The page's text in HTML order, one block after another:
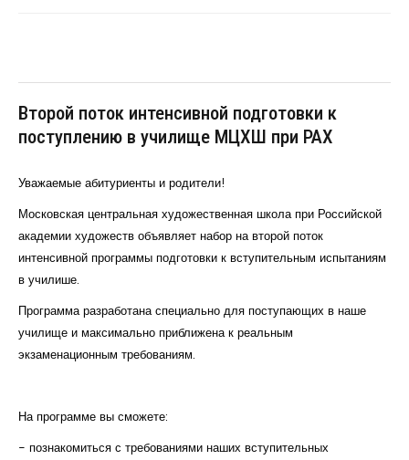
Второй поток интенсивной подготовки к
поступлению в училище МЦХШ при РАХ
Уважаемые абитуриенты и родители!
Московская центральная художественная школа при Российской
академии художеств объявляет набор на второй поток
интенсивной программы подготовки к вступительным испытаниям
в училише.
Программа разработана специально для поступающих в наше
училище и максимально приближена к реальным
экзаменационным требованиям.
На программе вы сможете:
- познакомиться с требованиями наших вступительных